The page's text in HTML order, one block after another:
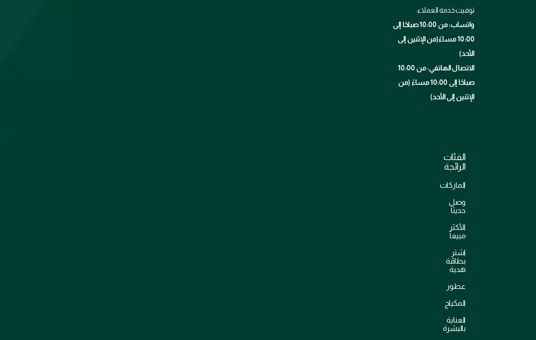
توقيت خدمة العملاء:
واتساب: من 10:00 صباحًا إلى
10:00 مساءً(من الإثنين إلى
الأحد)
الاتصال الهاتفي: من 10:00
صباحًا إلى 10:00 مساءً (من
الإثنين إلى الأحد)
الفئات
الرائجة
الماركات
وصل
حديثاً
الأكثر
مبيعاً
اشترِ
بطاقة
هدية
عطور
المكياج
العناية
بالبشرة